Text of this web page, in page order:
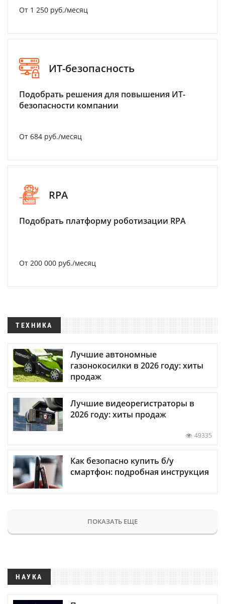
От 1 250 руб./месяц
ИТ-безопасность
Подобрать решения для повышения ИТ-
безопасности компании
От 684 руб./месяц
RPA
Подобрать платформу роботизации RPA
От 200 000 руб./месяц
ТЕХНИКА
Лучшие автономные
газонокосилки в 2026 году: хиты
продаж
Лучшие видеорегистраторы в
2026 году: хиты продаж
49335
Как безопасно купить б/у
смартфон: подробная инструкция
ПОКАЗАТЬ ЕЩЕ
НАУКА